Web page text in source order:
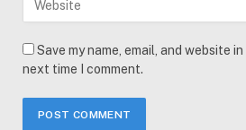
Save my name, email, and website
next time I comment.